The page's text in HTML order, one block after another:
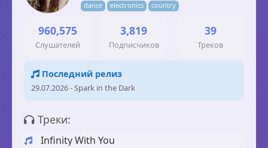
dance
electronics country
960,575
Слушателей
3,819
Подписчиков
39
Треков
Последний релиз
29.07.2026 - Spark in the Dark
Треки:
Infinity With You